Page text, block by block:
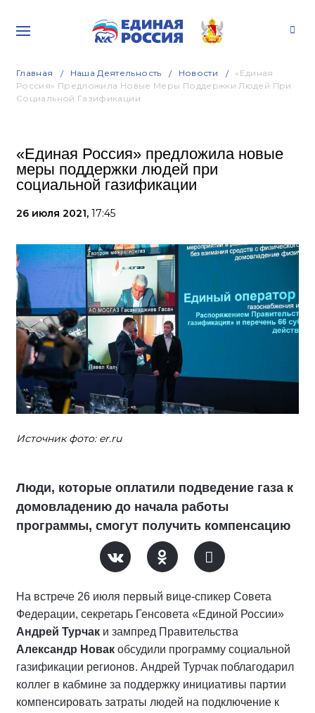
Главная Наша Деятельность Новости
«Единая
Россия» Предложила Новые Меры Поддержки Людей При
Социальной Газификации
«Единая Россия» предложила новые
меры поддержки людей при
социальной газификации
26 июля 2021, 17:45
Источник фото: er.ru
Люди, которые оплатили подведение газа к
домовладению до начала работы
программы, смогут получить компенсацию
На встрече 26 июля первый вице-спикер Совета
Федерации, секретарь Генсовета «Единой России»
Андрей Турчак и зампред Правительства
Александр Новак обсудили программу социальной
газификации регионов. Андрей Турчак поблагодарил
коллег в кабмине за поддержку инициативы партии
компенсировать затраты людей на подключение к